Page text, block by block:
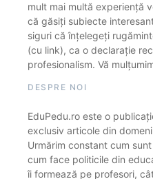
mult mai multă experiență
că găsiți subiecte
siguri că înțelegeți
(cu link), ca o declarație
profesionalism. Vă
DESPRE NOI
EduPedu.ro este o
exclusiv articole din
Urmărim constant cum
cum face politicile din
îi formează pe profesori,